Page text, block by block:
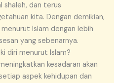
shaleh, dan terus
kita. Dengan demikian,
Islam dengan lebih
yang sebenarnya.
diri menurut Islam?
kesadaran akan
aspek kehidupan dan